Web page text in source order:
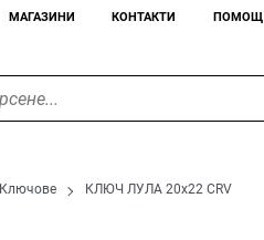
МАГАЗИНИ КОНТАКТИ ПОМОЩ
Ключове КЛЮЧ ЛУЛА 20x22 CRV